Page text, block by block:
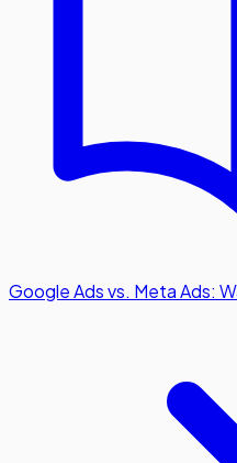
Google Ads vs. Meta Ads: